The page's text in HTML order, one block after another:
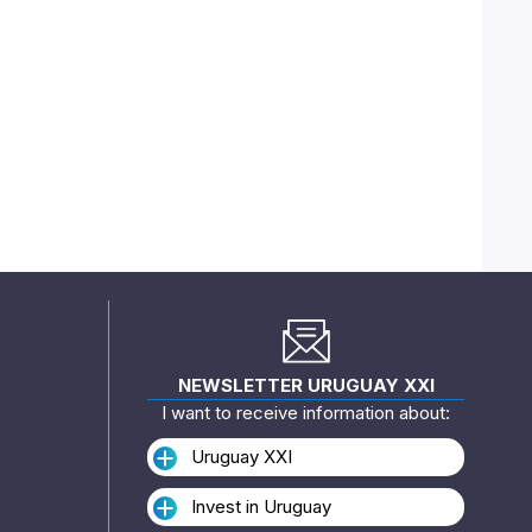
NEWSLETTER URUGUAY XXI
I want to receive information about:
Uruguay XXI
Invest in Uruguay